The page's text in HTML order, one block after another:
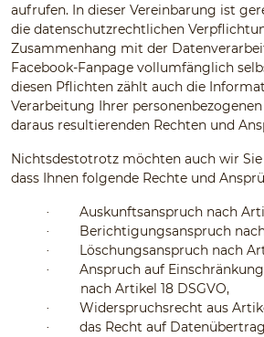
aufrufen. In dieser Vereinbarung ist
die datenschutzrechtlichen
Zusammenhang mit der
Facebook-Fanpage vollumfänglich
diesen Pflichten zählt auch die
Verarbeitung Ihrer
daraus resultierenden Rechten und
Nichtsdestotrotz möchten auch wir
dass Ihnen folgende Rechte und
· Auskunftsanspruch nach
· Berichtigungsanspruch
· Löschungsanspruch nach
·
Anspruch auf
nach Artikel 18 DSGVO,
· Widerspruchsrecht aus
·
das Recht auf